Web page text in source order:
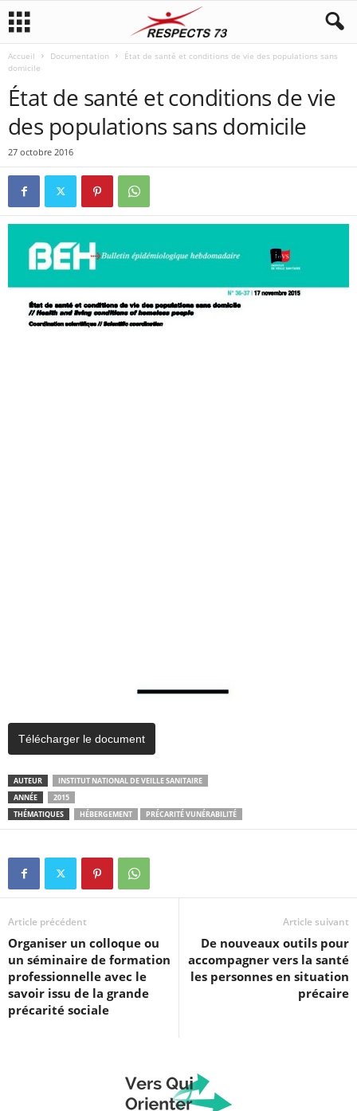
Accueil Documentation
État de santé et conditions de vie des populations sans
domicile
État de santé et conditions de vie
des populations sans domicile
27 octobre 2016
Télécharger le document
AUTEUR
INSTITUT NATIONAL DE VEILLE SANITAIRE
ANNÉE
2015
THÉMATIQUES
HÉBERGEMENT PRÉCARITÉ VUNÉRABILITÉ
Article précédent
Organiser un colloque ou
un séminaire de formation
professionnelle avec le
savoir issu de la grande
précarité sociale
Article suivant
De nouveaux outils pour
accompagner vers la santé
les personnes en situation
précaire